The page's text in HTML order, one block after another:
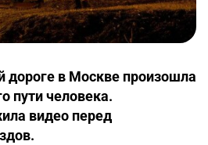
дороге в Москве произошла
пути человека.
видео перед